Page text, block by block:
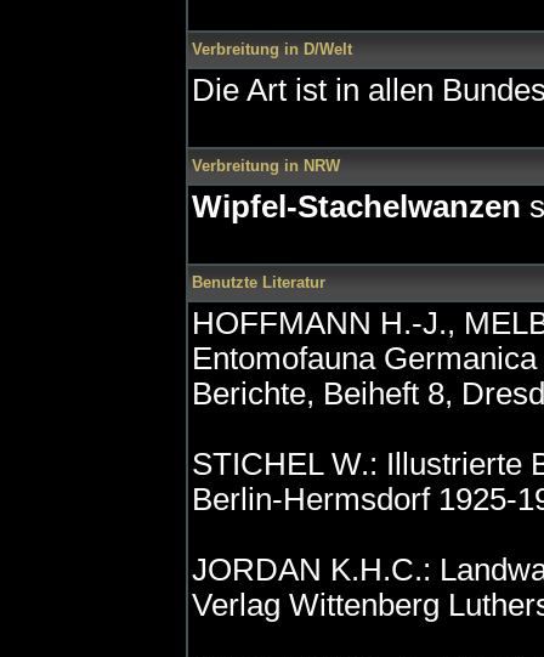
Verbreitung in D/Welt
Die Art ist in allen
Verbreitung in NRW
Wipfel-Stachelwanzen
Benutzte Literatur
HOFFMANN H.-J.,
Entomofauna
Berichte, Beiheft 8,
STICHEL W.: Illustrierte
Berlin-Hermsdorf 1925-
JORDAN K.H.C.:
Verlag Wittenberg